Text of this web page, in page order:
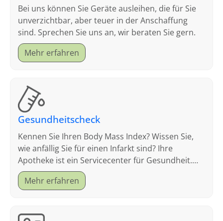
Bei uns können Sie Geräte ausleihen, die für Sie
unverzichtbar, aber teuer in der Anschaffung
sind. Sprechen Sie uns an, wir beraten Sie gern.
Mehr erfahren
Gesundheitscheck
Kennen Sie Ihren Body Mass Index? Wissen Sie,
wie anfällig Sie für einen Infarkt sind? Ihre
Apotheke ist ein Servicecenter für Gesundheit.
Schauen Sie sich an, welche Tests wir anbieten.
Mehr erfahren